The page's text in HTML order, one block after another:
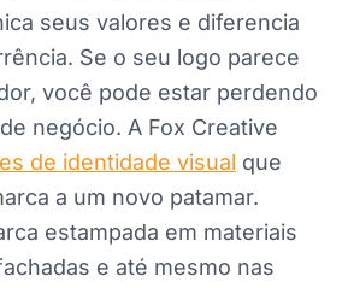
seus valores e diferencia
Se o seu logo parece
você pode estar perdendo
negócio. A Fox Creative
de identidade visual que
a um novo patamar.
estampada em materiais
e até mesmo nas